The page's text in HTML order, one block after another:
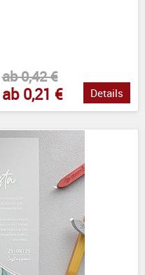
ab 0,42 €
ab 0,21 € Details